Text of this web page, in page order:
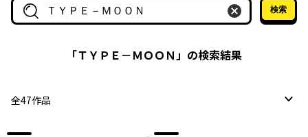
作品名・作家名で探す
検索
「ＴＹＰＥ－ＭＯＯＮ」の検索結果
全47作品